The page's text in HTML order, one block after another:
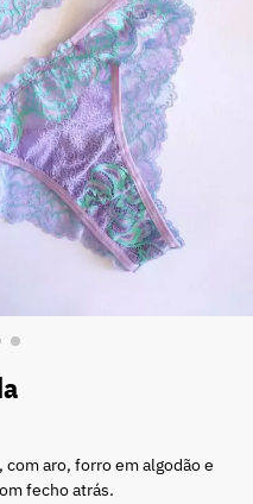
aro, forro em algodão e
fecho atrás.